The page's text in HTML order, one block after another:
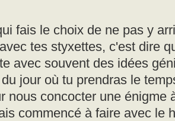
fais le choix de ne pas y
tes styxettes, c'est dire
avec souvent des idées
jour où tu prendras le
nous concocter une énigme
commencé à faire avec le